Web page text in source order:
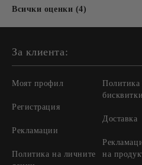
Всички оценки (4)
За клиента:
Моят профил
Регистрация
Рекламации
Политика на личните
Политика
Доставка
на